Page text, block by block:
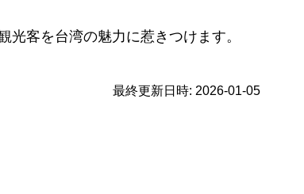
客を台湾の魅力に惹きつけます。
最終更新日時: 2026-01-05